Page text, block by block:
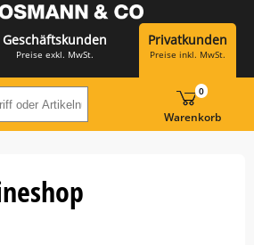
Geschäftskunden
Preise exkl. MwSt.
Privatkunden
Preise inkl. MwSt.
Suchbegriff oder Artikelnummer hier
Warenkorb
0